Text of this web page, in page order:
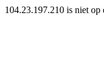
104.23.197.210 is niet